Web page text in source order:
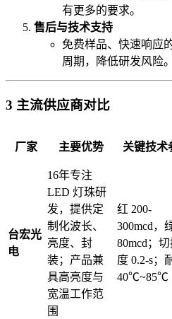
有更多的要求。
售后与技术支持
免费样品、快速响应
周期，降低研发风险。
3 主流供应商对比
厂家 主要优势 关键技术
台宏光
电
16年专注
LED 灯珠研
发，提供定
制化波长、
亮度、封
装；产品兼
具高亮度与
宽温工作范
围
红 200-
300mcd，
80mcd；
度 0.2-s；
40℃~85℃